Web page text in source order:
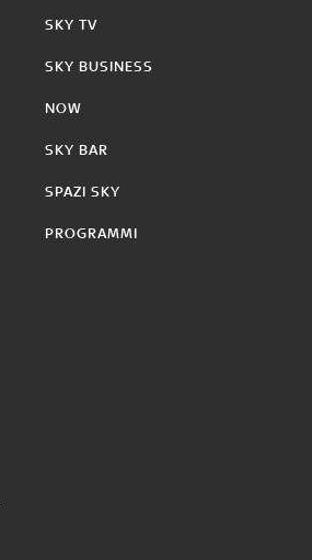
SKY TV
SKY BUSINESS
NOW
SKY BAR
SPAZI SKY
PROGRAMMI